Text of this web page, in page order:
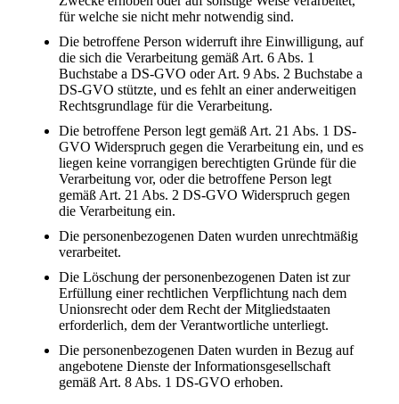
für welche sie nicht mehr notwendig sind.
Die betroffene Person widerruft ihre Einwilligung, auf
die sich die Verarbeitung gemäß Art. 6 Abs. 1
Buchstabe a DS-GVO oder Art. 9 Abs. 2 Buchstabe a
DS-GVO stützte, und es fehlt an einer anderweitigen
Rechtsgrundlage für die Verarbeitung.
Die betroffene Person legt gemäß Art. 21 Abs. 1 DS-
GVO Widerspruch gegen die Verarbeitung ein, und es
liegen keine vorrangigen berechtigten Gründe für die
Verarbeitung vor, oder die betroffene Person legt
gemäß Art. 21 Abs. 2 DS-GVO Widerspruch gegen
die Verarbeitung ein.
Die personenbezogenen Daten wurden unrechtmäßig
verarbeitet.
Die Löschung der personenbezogenen Daten ist zur
Erfüllung einer rechtlichen Verpflichtung nach dem
Unionsrecht oder dem Recht der Mitgliedstaaten
erforderlich, dem der Verantwortliche unterliegt.
Die personenbezogenen Daten wurden in Bezug auf
angebotene Dienste der Informationsgesellschaft
gemäß Art. 8 Abs. 1 DS-GVO erhoben.